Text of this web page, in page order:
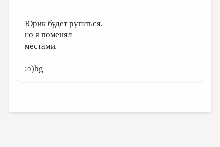
Юрик будет ругаться,
но я поменял
местами.
:о)bg